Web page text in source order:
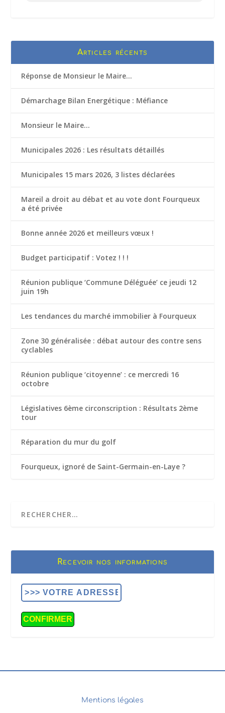
Articles récents
Réponse de Monsieur le Maire…
Démarchage Bilan Energétique : Méfiance
Monsieur le Maire…
Municipales 2026 : Les résultats détaillés
Municipales 15 mars 2026, 3 listes déclarées
Mareil a droit au débat et au vote dont Fourqueux
a été privée
Bonne année 2026 et meilleurs vœux !
Budget participatif : Votez ! ! !
Réunion publique ‘Commune Déléguée’ ce jeudi 12
juin 19h
Les tendances du marché immobilier à Fourqueux
Zone 30 généralisée : débat autour des contre sens
cyclables
Réunion publique ‘citoyenne’ : ce mercredi 16
octobre
Législatives 6ème circonscription : Résultats 2ème
tour
Réparation du mur du golf
Fourqueux, ignoré de Saint-Germain-en-Laye ?
Recevoir nos informations
Mentions légales